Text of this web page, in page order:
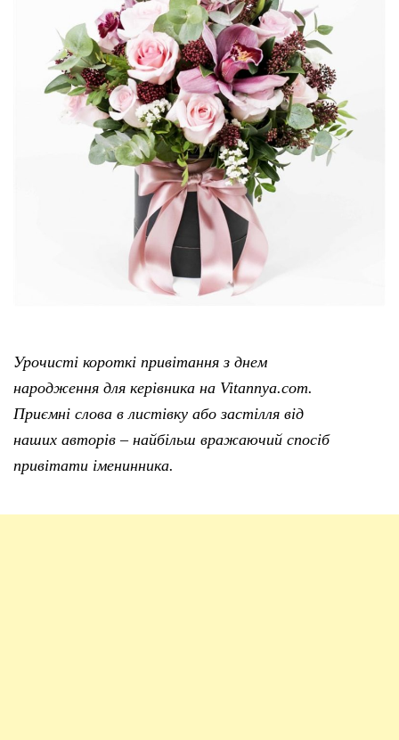
Урочисті короткі привітання з днем
народження для керівника на Vitannya.com.
Приємні слова в листівку або застілля від
наших авторів – найбільш вражаючий спосіб
привітати іменинника.